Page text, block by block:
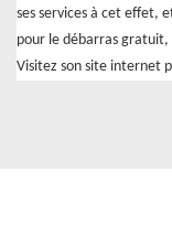
ses services à cet effet,
pour le débarras gratuit,
Visitez son site internet